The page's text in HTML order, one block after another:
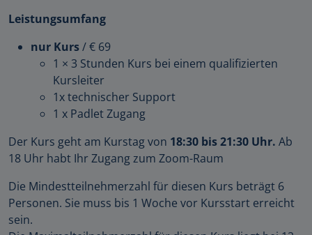
Leistungsumfang
nur Kurs/ € 69
1 × 3 Stunden Kurs bei einem qualifizierten
Kursleiter
1x technischer Support
1 x Padlet Zugang
Der Kurs geht am Kurstag von 18:30 bis 21:30 Uhr. Ab
18 Uhr habt Ihr Zugang zum Zoom-Raum
Die Mindestteilnehmerzahl für diesen Kurs beträgt 6
Personen. Sie muss bis 1 Woche vor Kursstart erreicht
sein.